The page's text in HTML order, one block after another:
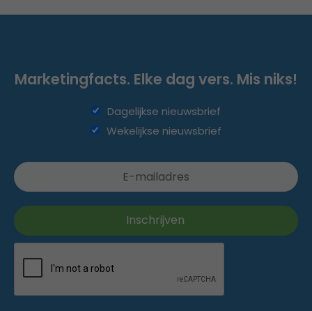
Marketingfacts. Elke dag vers. Mis niks!
Dagelijkse nieuwsbrief
Wekelijkse nieuwsbrief